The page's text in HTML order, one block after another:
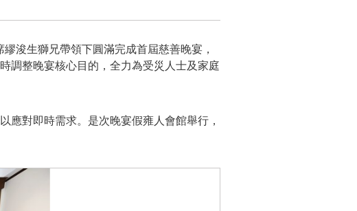
浚生獅兄帶領下圓滿完成首屆慈善晚宴，
調整晚宴核心目的，全力為受災人士及家庭
應對即時需求。是次晚宴假雍人會館舉行，